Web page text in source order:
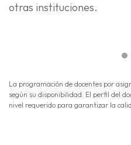
otras instituciones.
La programación de docentes por
según su disponibilidad. El perfil del
nivel requerido para garantizar la